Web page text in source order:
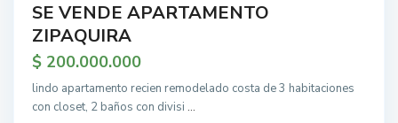
SE VENDE APARTAMENTO
ZIPAQUIRA
$ 200.000.000
lindo apartamento recien remodelado costa de 3 habitaciones
con closet, 2 baños con divisi ...